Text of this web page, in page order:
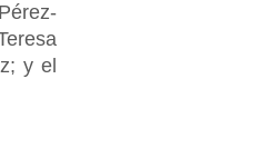
y el